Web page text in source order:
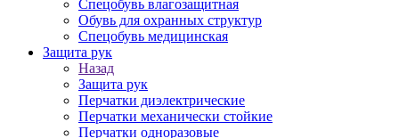
Спецобувь влагозащитная
Обувь для охранных структур
Спецобувь медицинская
Защита рук
Назад
Защита рук
Перчатки диэлектрические
Перчатки механически стойкие
Перчатки одноразовые